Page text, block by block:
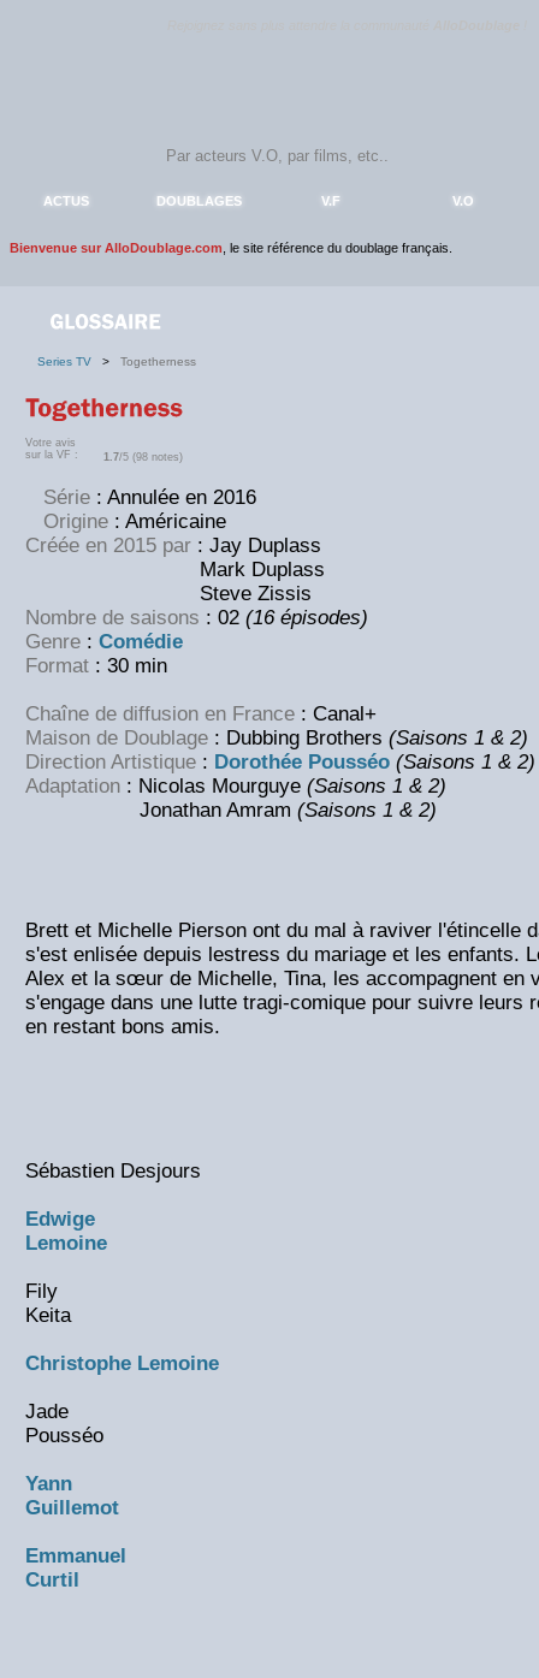
ACTUS DOUBLAGES V.F V.O
Bienvenue sur AlloDoublage.com , le site référence du doublage français.
Series TV > Togetherness
Votre avis
sur la VF :
1.7/5 (98 notes)
Série : Annulée en 2016
Origine : Américaine
Créée en 2015 par : Jay Duplass
Mark Duplass
Steve Zissis
Nombre de saisons : 02 (16 épisodes)
Genre : Comédie
Format : 30 min
Chaîne de diffusion en France : Canal+
Maison de Doublage : Dubbing Brothers (Saisons 1 & 2)
Direction Artistique : Dorothée Pousséo (Saisons 1 & 2)
Adaptation : Nicolas Mourguye (Saisons 1 & 2)
Jonathan Amram (Saisons 1 & 2)
Brett et Michelle Pierson ont du mal à raviver l'étincelle
s'est enlisée depuis lestress du mariage et les enfants.
Alex et la sœur de Michelle, Tina, les accompagnent en
s'engage dans une lutte tragi-comique pour suivre leurs
en restant bons amis.
Sébastien Desjours
Edwige
Lemoine
Fily
Keita
Christophe Lemoine
Jade
Pousséo
Yann
Guillemot
Emmanuel
Curtil